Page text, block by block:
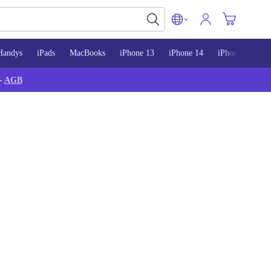
iPads MacBooks iPhone 13 iPhone 14 iPhone 15
AGB